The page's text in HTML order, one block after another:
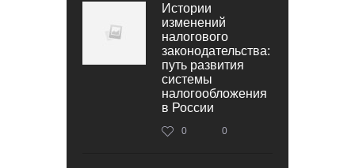
Истории
изменений
налогового
законодательства:
путь развития
системы
налогообложения
в России
0 0